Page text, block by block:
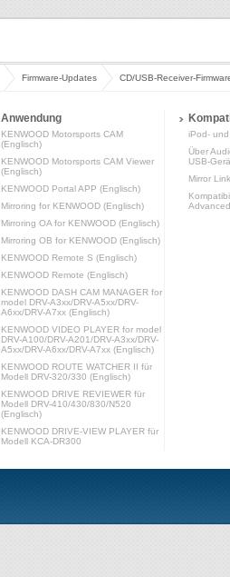
Firmware-Updates CD/USB-Receiver-
Anwendung
KENWOOD Motorsports CAM
(Englisch)
KENWOOD Motorsports CAM Viewer
(Englisch)
KENWOOD Portal APP (Englisch)
Mirroring for KENWOOD (Englisch)
Mirroring OA for KENWOOD (Englisch)
Mirroring OB for KENWOOD (Englisch)
KENWOOD Remote S (Englisch)
KENWOOD Remote (Englisch)
KENWOOD DASH CAM MANAGER for
model DRV-A3xx/DRV-A5xx/DRV-
A6xx/DRV-A7xx (Englisch)
KENWOOD VIDEO PLAYER for model
DRV-A100/DRV-A201/DRV-A3xx/DRV-
A5xx/DRV-A6xx/DRV-A7xx (Englisch)
KENWOOD ROUTE WATCHER II für
Modell DRV-320/330 (Englisch)
KENWOOD DRIVE REVIEWER für
Modell DRV-410/430/830/N520
(Englisch)
KENWOOD DRIVE-VIEW PLAYER für
Modell KCA-DR300
iPod-
Über
USB-
Mirror